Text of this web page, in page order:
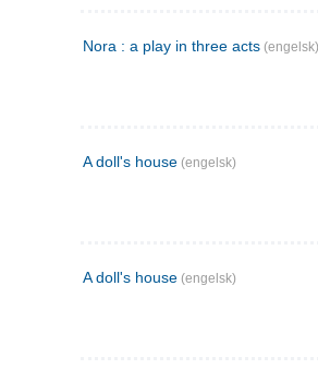
Nora : a play in three acts (engelsk)
A doll's house (engelsk)
A doll's house (engelsk)